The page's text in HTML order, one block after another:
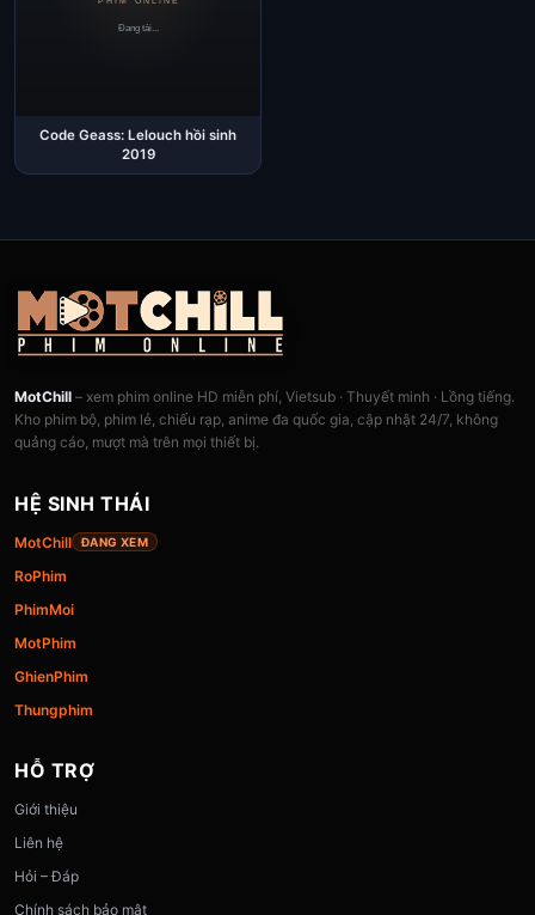
Code Geass: Lelouch hồi sinh
2019
MotChill – xem phim online HD miễn phí, Vietsub · Thuyết minh · Lồng tiếng.
Kho phim bộ, phim lẻ, chiếu rạp, anime đa quốc gia, cập nhật 24/7, không
quảng cáo, mượt mà trên mọi thiết bị.
HỆ SINH THÁI
MotChill ĐANG XEM
RoPhim
PhimMoi
MotPhim
GhienPhim
Thungphim
HỖ TRỢ
Giới thiệu
Liên hệ
Hỏi – Đáp
Chính sách bảo mật